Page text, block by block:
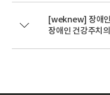
[weknew] 장애인
장애인 건강주치